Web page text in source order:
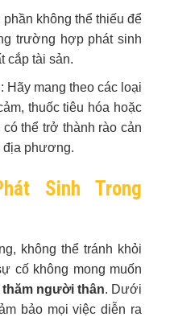
không thể thiếu để
trường hợp phát sinh
cắp tài sản.
: Hãy mang theo các loại
thuốc tiêu hóa hoặc
thể trở thành rào cản
địa phương.
Sinh Trong
không thể tránh khỏi
cố không mong muốn
người thân. Dưới
bảo mọi việc diễn ra